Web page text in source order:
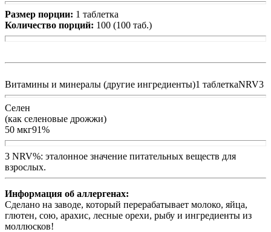
Размер порции: 1 таблетка
Количество порций: 100 (100 таб.)
Витамины и минералы (другие ингредиенты)1 таблеткаNRV3
Селен
(как селеновые дрожжи)
50 мкг91%
3 NRV%: эталонное значение питательных веществ для
взрослых.
Информация об аллергенах:
Сделано на заводе, который перерабатывает молоко, яйца,
глютен, сою, арахис, лесные орехи, рыбу и ингредиенты из
моллюсков!